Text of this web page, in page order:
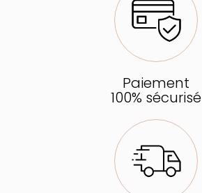
Paiement
100% sécurisé